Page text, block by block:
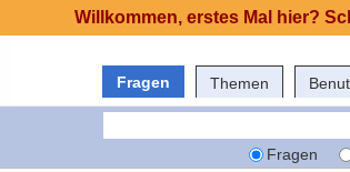
Fragen Themen
Fragen
Willkommen, erstes Mal hier?